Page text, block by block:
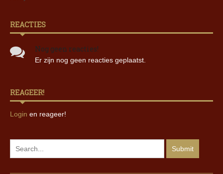
REACTIES
Nog geen reacties!
Er zijn nog geen reacties geplaatst.
REAGEER!
Login en reageer!